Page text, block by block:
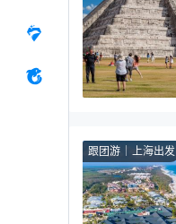
跟团游 上海出发